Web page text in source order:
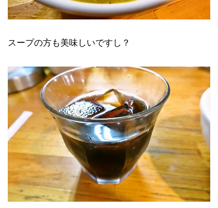
スープの方も美味しいですし？